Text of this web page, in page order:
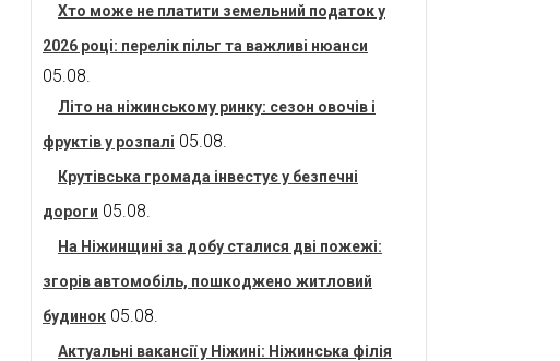
Хто може не платити земельний податок у
2026 році: перелік пільг та важливі нюанси
05.08.
Літо на ніжинському ринку: сезон овочів і
фруктів у розпалі 05.08.
Крутівська громада інвестує у безпечні
дороги 05.08.
На Ніжинщині за добу сталися дві пожежі:
згорів автомобіль, пошкоджено житловий
будинок 05.08.
Актуальні вакансії у Ніжині: Ніжинська філія